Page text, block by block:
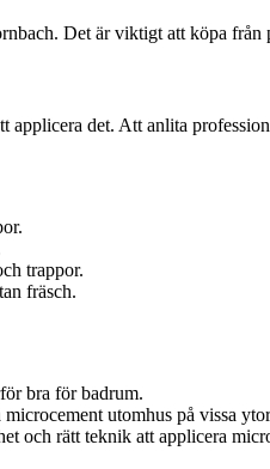
Det är viktigt att köpa
det. Att anlita
trappor.
fräsch.
bra för badrum.
microcement utomhus på vissa
och rätt teknik att applicera